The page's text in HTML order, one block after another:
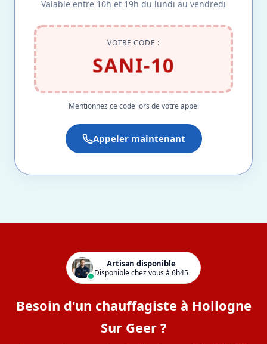
Valable entre 10h et 19h du lundi au vendredi
VOTRE CODE :
SANI-10
Mentionnez ce code lors de votre appel
Appeler maintenant
Artisan disponible
Disponible chez vous à 6h45
Besoin d'un chauffagiste à Hollogne
Sur Geer ?